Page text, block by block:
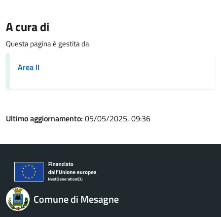
A cura di
Questa pagina è gestita da
Area II
Ultimo aggiornamento: 05/05/2025, 09:36
Comune di Mesagne